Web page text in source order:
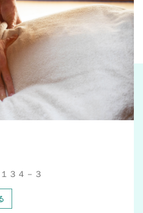
問い合わせ
0529
in
３４－３